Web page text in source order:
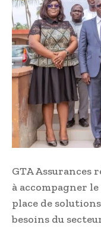
GTA Assurances
à accompagner
place de
besoins du